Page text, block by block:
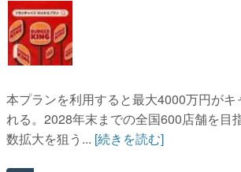
電ファミニコゲーマーとは？
運営：株式会社マレ
本プランを利用すると最大4000万円がキ
れる。2028年末までの全国600店舗を目
数拡大を狙う... [続きを読む]